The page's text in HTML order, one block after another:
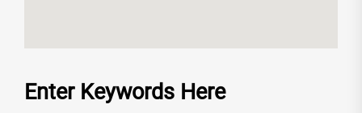
Enter Keywords Here